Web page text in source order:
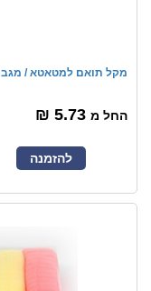
מקל תואם למטאטא / מגב
החל מ
להזמנה